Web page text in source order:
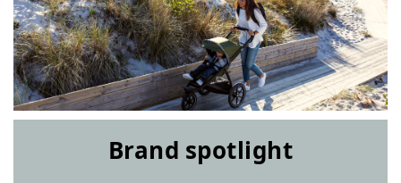
Brand spotlight